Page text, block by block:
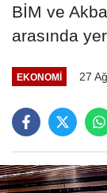
BİM ve
arasında
EKONOMI 27